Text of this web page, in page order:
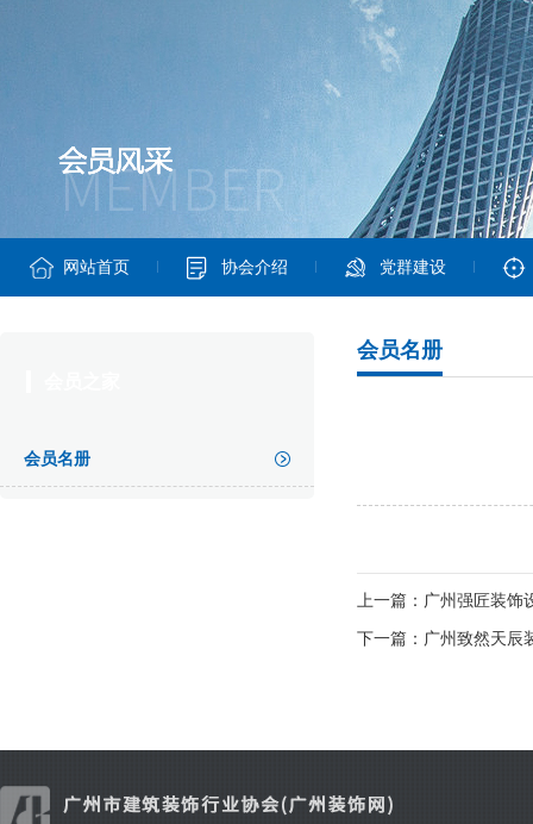
网站首页 协会介绍 党群建设
会员名册
会员名册
上一篇：广州强匠装饰
下一篇：广州致然天辰